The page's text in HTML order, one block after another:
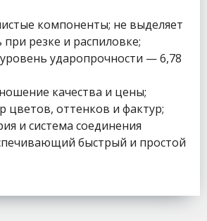
компоненты; не выделяет
при резке и распиловке;
ударопрочности — 6,78
качества и цены;
цветов, оттенков и фактур;
и система соединения
быстрый и простой